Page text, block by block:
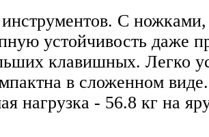
C
устойчивость даже
клавишных. Легко
в сложенном
нагрузка - 56.8 кг на